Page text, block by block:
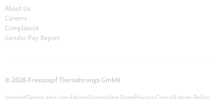
About Us
Careers
Compliance
Gender Pay Report
© 2026 Fressnapf Tiernahrungs GmbH